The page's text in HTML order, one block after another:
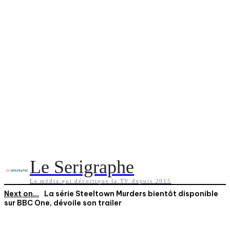
Le Serigraphe
Le média qui décortique la TV depuis 2015
Next on...
La série Steeltown Murders bientôt disponible
sur BBC One, dévoile son trailer